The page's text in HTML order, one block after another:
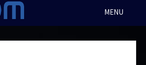
MENU